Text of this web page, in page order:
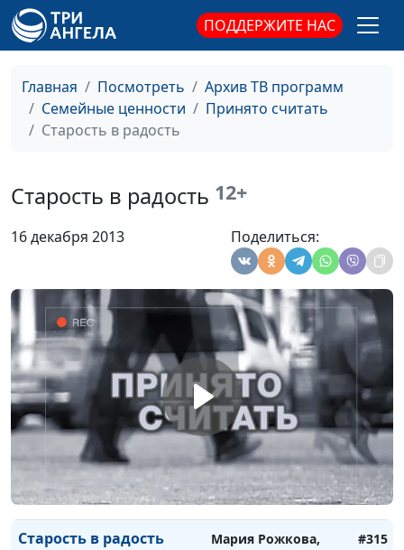
ПОДДЕРЖИТЕ НАС
Главная Посмотреть
Архив ТВ программ
Семейные ценности
Принято считать
Старость в радость
Старость в радость 12+
16 декабря 2013 Поделиться:
Брак, который убивает
любовь
Мария Рожкова,
Лидия Дмитриевна
консультант
#320
Сексуальная
консультант
Кибер-измена
Мария Рожкова,
Лидия Дмитриевна
Нейкурс, семейный
консультант
Планирование
семейного бюджета
Мария Рожкова,
Лидия Дмитриевна
Нейкурс, семейный
консультант
Как построить любовь?
Мария Рожкова,
Лидия Дмитриевна
Нейкурс, семейный
консультант
#316
Старость в радость
Мария Рожкова,
#315